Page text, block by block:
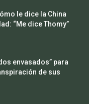
le dice la China
“Me dice Thomy”
envasados” para
de sus